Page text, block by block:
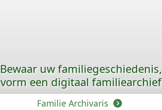
Bewaar uw familie­geschiedenis,
vorm een digitaal familiearchief
Familie Archivaris